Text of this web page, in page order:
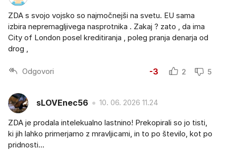
ZDA s svojo vojsko so najmočnejši na svetu. EU sama
izbira nepremagljivega nasprotnika . Zakaj ? zato , da ima
City of London posel kreditiranja , poleg pranja denarja od
drog ,
Odgovori -3 2 5
sLOVEnec56 10. 06. 2026 11.24
ZDA je prodala intelekualno lastnino! Prekopirali so jo tisti,
ki jih lahko primerjamo z mravljicami, in to po število, kot po
pridnosti...